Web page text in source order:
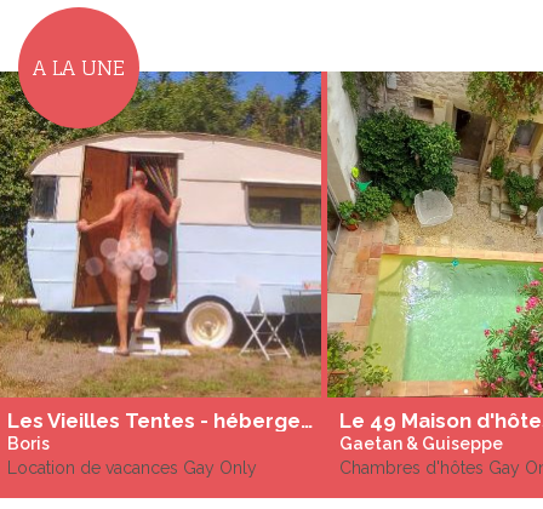
A LA UNE
Les Vieilles Tentes - hébergements insolites aménagées gay et naturistes en Drôme Ardèche
Boris
Location de vacances Gay Only
Gaetan & Guiseppe
Chambres d'hôtes Gay